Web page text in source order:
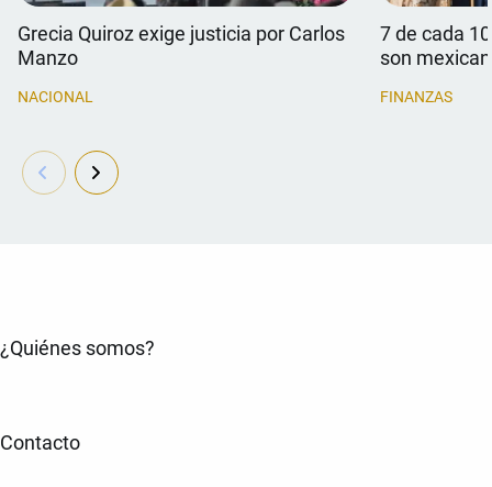
Grecia Quiroz exige justicia por Carlos
Manzo
NACIONAL
7 de cada
son
FINANZAS
¿Quiénes somos?
Contacto